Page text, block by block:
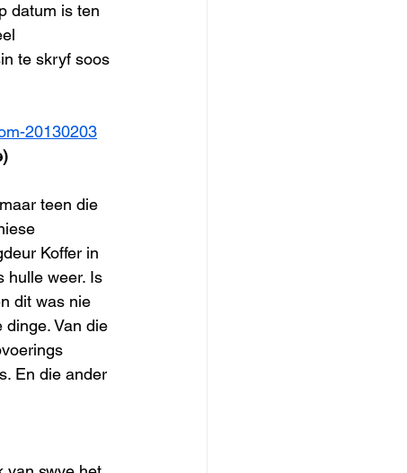
datum is ten
te skryf soos
20130203
teen die
Koffer in
hulle weer. Is
dit was nie
Van die
En die ander